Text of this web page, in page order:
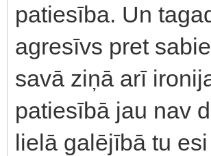
patiesība. Un
agresīvs pret
savā ziņā arī
patiesībā jau nav
lielā galējībā tu